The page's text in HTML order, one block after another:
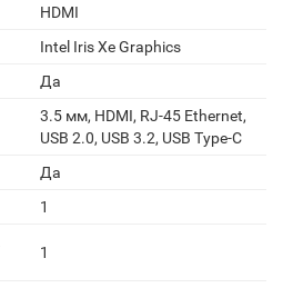
HDMI
Intel Iris Xe Graphics
Да
3.5 мм, HDMI, RJ-45 Ethernet,
USB 2.0, USB 3.2, USB Type-C
Да
1
1